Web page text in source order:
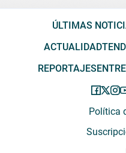
ÚLTIMAS
ACTUALIDAD
REPORTAJES
Política